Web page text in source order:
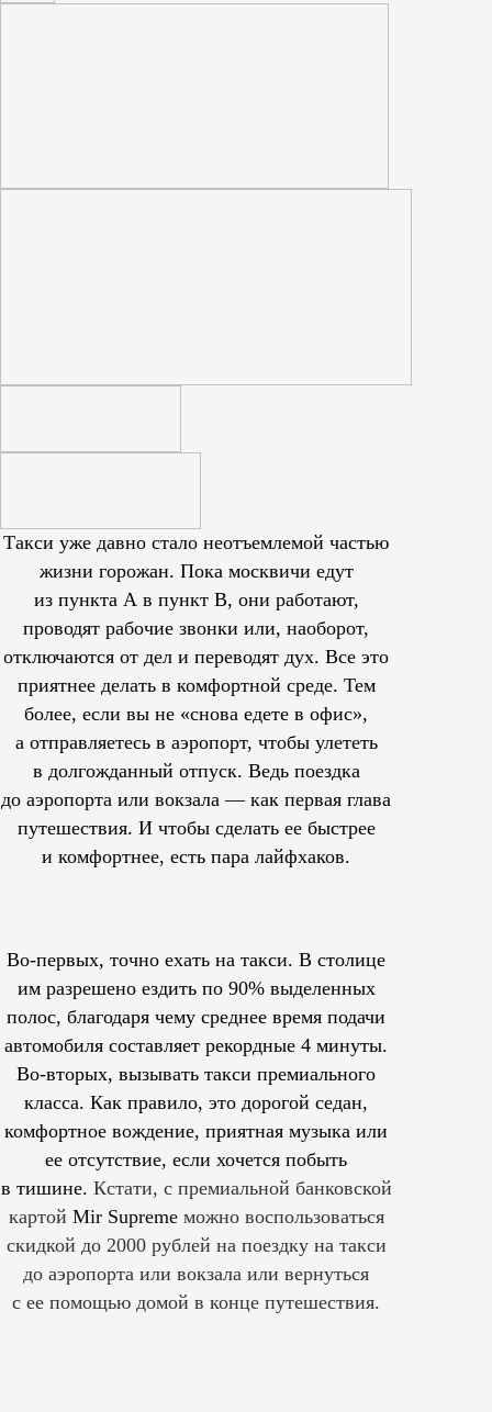
Такси уже давно стало неотъемлемой частью
жизни горожан. Пока москвичи едут
из пункта А в пункт В, они работают,
проводят рабочие звонки или, наоборот,
отключаются от дел и переводят дух. Все это
приятнее делать в комфортной среде. Тем
более, если вы не «снова едете в офис»,
а отправляетесь в аэропорт, чтобы улететь
в долгожданный отпуск. Ведь поездка
до аэропорта или вокзала — как первая глава
путешествия. И чтобы сделать ее быстрее
и комфортнее, есть пара лайфхаков.
Во-первых, точно ехать на такси. В столице
им разрешеноездить по 90% выделенных
полос, благодаря чему среднее время подачи
автомобиля составляет рекордные 4 минуты.
Во-вторых, вызывать такси премиального
класса. Как правило, это дорогой седан,
комфортное вождение, приятная музыка или
ее отсутствие, если хочется побыть
в тишине. Кстати, с премиальной банковской
картой Mir Supreme можно воспользоваться
скидкой до 2000 рублей на поездку на такси
до аэропорта или вокзала или вернуться
с ее помощью домой в конце путешествия.